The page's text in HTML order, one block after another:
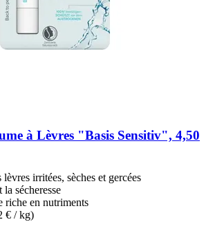
à Lèvres "Basis Sensitiv", 4,50
lèvres irritées, sèches et gercées
la sécheresse
riche en nutriments
€ / kg)